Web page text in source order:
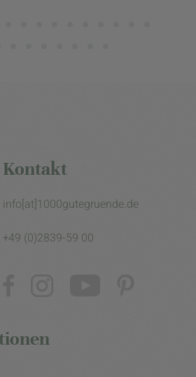
Kontakt
info[at]1000gutegruende.de
+49 (0)2839-59 00